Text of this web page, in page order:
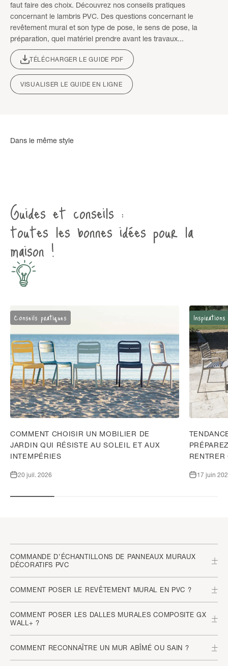
faut faire des choix. Découvrez nos conseils pratiques
concernant le lambris PVC. Des questions concernant le
revêtement mural et son type de pose, le sens de pose, la
préparation, quel matériel prendre avant les travaux...
TÉLÉCHARGER LE GUIDE PDF
VISUALISER LE GUIDE EN LIGNE
Guides et conseils :
toutes les bonnes idées pour la
maison !
Conseils pratiques
COMMENT CHOISIR UN MOBILIER DE
JARDIN QUI RÉSISTE AU SOLEIL ET AUX
INTEMPÉRIES
20 juil. 2026
Inspirations
17 juin
COMMANDE D’ÉCHANTILLONS DE PANNEAUX MURAUX
DÉCORATIFS PVC
COMMENT POSER LE REVÊTEMENT MURAL EN PVC ?
COMMENT POSER LES DALLES MURALES COMPOSITE GX
WALL+ ?
COMMENT RECONNAÎTRE UN MUR ABÎMÉ OU SAIN ?